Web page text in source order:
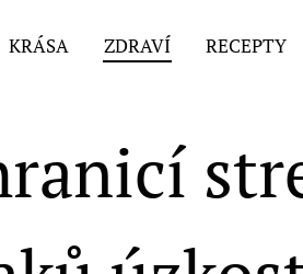
KRÁSA ZDRAVÍ RECEPTY